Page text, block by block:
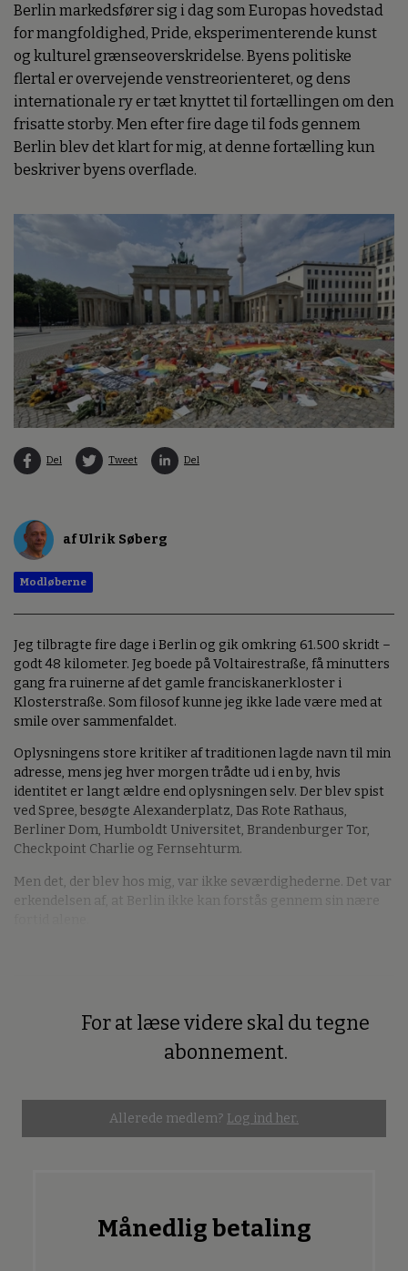
Berlin markedsfører sig i dag som Europas hovedstad
for mangfoldighed, Pride, eksperimenterende kunst
og kulturel grænseoverskridelse. Byens politiske
flertal er overvejende venstreorienteret, og dens
internationale ry er tæt knyttet til fortællingen om den
frisatte storby. Men efter fire dage til fods gennem
Berlin blev det klart for mig, at denne fortælling kun
beskriver byens overflade.
Del Tweet Del
af Ulrik Søberg
Modløberne
Jeg tilbragte fire dage i Berlin og gik omkring 61.500 skridt –
godt 48 kilometer. Jeg boede på Voltairestraße, få minutters
gang fra ruinerne af det gamle franciskanerkloster i
Klosterstraße. Som filosof kunne jeg ikke lade være med at
smile over sammenfaldet.
Oplysningens store kritiker af traditionen lagde navn til min
adresse, mens jeg hver morgen trådte ud i en by, hvis
identitet er langt ældre end oplysningen selv. Der blev spist
ved Spree, besøgte Alexanderplatz, Das Rote Rathaus,
Berliner Dom, Humboldt Universitet, Brandenburger Tor,
Checkpoint Charlie og Fernsehturm.
Men det, der blev hos mig, var ikke seværdighederne. Det var
erkendelsen af, at Berlin ikke kan forstås gennem sin nære
For at læse videre skal du tegne
abonnement.
Allerede medlem? Log ind her.
Månedlig betaling